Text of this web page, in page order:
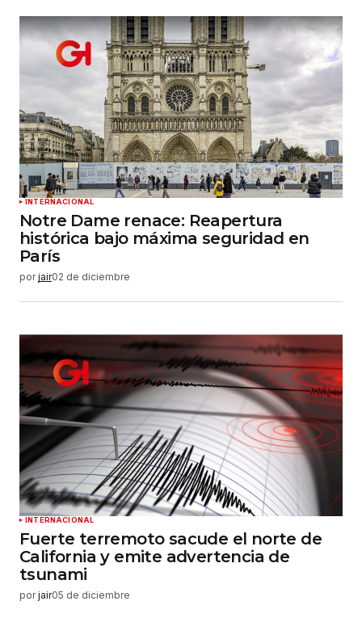
INTERNACIONAL
Notre Dame renace: Reapertura
histórica bajo máxima seguridad en
París
por jair02 de diciembre
INTERNACIONAL
Fuerte terremoto sacude el norte de
California y emite advertencia de
tsunami
por jair05 de diciembre